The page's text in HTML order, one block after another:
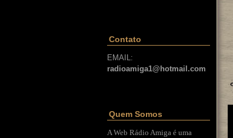
Contato
EMAIL:
radioamiga1@hotmail.com
Quem Somos
A Web Rádio Amiga é uma